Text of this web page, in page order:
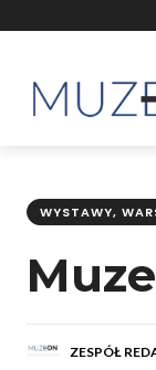
WYSTAWY,
ZESPÓŁ